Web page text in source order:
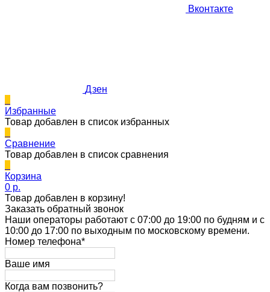
Вконтакте
Дзен
Избранные
Товар добавлен в список избранных
Сравнение
Товар добавлен в список сравнения
Корзина
0 p.
Товар добавлен в корзину!
Заказать обратный звонок
Наши операторы работают с 07:00 до 19:00 по будням и с
10:00 до 17:00 по выходным по московскому времени.
Номер телефона*
Ваше имя
Когда вам позвонить?